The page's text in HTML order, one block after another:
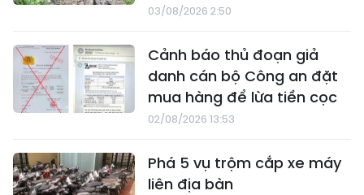
03/08/2026 2:50
Cảnh báo thủ đoạn giả
danh cán bộ Công an đặt
mua hàng để lừa tiền cọc
02/08/2026 13:53
Phá 5 vụ trộm cắp xe máy
liên địa bàn